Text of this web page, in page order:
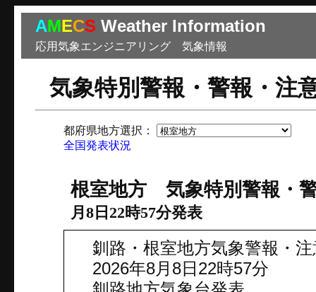
AMECS Weather Information
応用気象エンジニアリング 気象情報
気象特別警報・警報・注
都府県地方選択：
全国発表状況
根室地方 気象特別警報・
月8日22時57分発表
釧路・根室地方気象警報・
2026年8月8日22時57分